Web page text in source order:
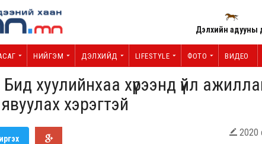
Дэлхийн адууны
НИЙГЭМ ДЭЛХИЙД LIFESTYLE ФОТО ВИДЕО
хуулийнхаа хүрээнд үйл
хэрэгтэй
 2020